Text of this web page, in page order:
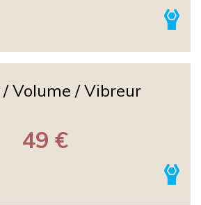
Volume / Vibreur
49 €